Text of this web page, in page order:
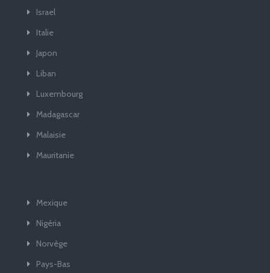
Israel
Italie
Japon
Liban
Luxembourg
Madagascar
Malaisie
Mauritanie
Mexique
Nigéria
Norvège
Pays-Bas